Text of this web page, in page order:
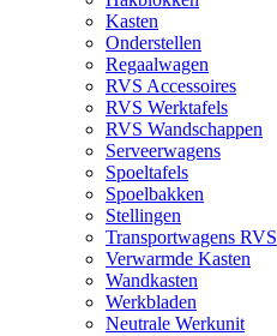
Kasten
Onderstellen
Regaalwagen
RVS Accessoires
RVS Werktafels
RVS Wandschappen
Serveerwagens
Spoeltafels
Spoelbakken
Stellingen
Transportwagens RVS
Verwarmde Kasten
Wandkasten
Werkbladen
Neutrale Werkunit